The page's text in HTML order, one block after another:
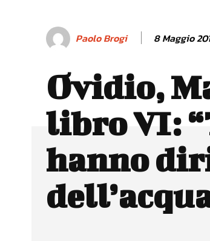
Paolo Brogi 8 Maggio
Ovidio,
libro VI:
hanno